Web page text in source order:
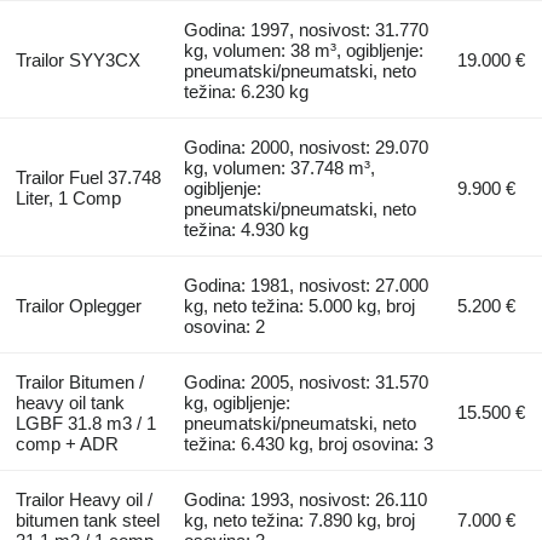
Trailor SYY3CX
Godina: 1997, nosivost: 31.770
kg, volumen: 38 m³, ogibljenje:
pneumatski/pneumatski, neto
težina: 6.230 kg
19.000 €
Trailor Fuel 37.748
Liter, 1 Comp
Godina: 2000, nosivost: 29.070
kg, volumen: 37.748 m³,
ogibljenje:
pneumatski/pneumatski, neto
težina: 4.930 kg
9.900 €
Trailor Oplegger
Godina: 1981, nosivost: 27.000
kg, neto težina: 5.000 kg, broj
osovina: 2
5.200 €
Trailor Bitumen /
heavy oil tank
LGBF 31.8 m3 / 1
comp + ADR
Godina: 2005, nosivost: 31.570
kg, ogibljenje:
pneumatski/pneumatski, neto
težina: 6.430 kg, broj osovina: 3
15.500 €
Trailor Heavy oil /
bitumen tank steel
Godina: 1993, nosivost: 26.110
kg, neto težina: 7.890 kg, broj
7.000 €